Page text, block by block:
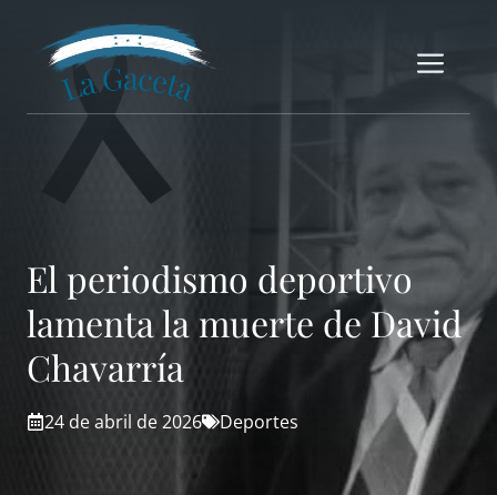
contenido
El periodismo deportivo
lamenta la muerte de David
Chavarría
24 de abril de 2026 Deportes